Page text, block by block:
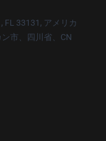
FL 33131, アメリカ
市、四川省、CN